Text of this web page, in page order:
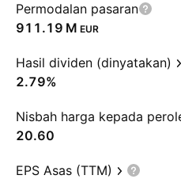
Permodalan pasaran
‪911.19 M‬ EUR
Hasil dividen (dinyatakan)
2.79%
Nisbah harga kepada
20.60
EPS Asas (TTM)